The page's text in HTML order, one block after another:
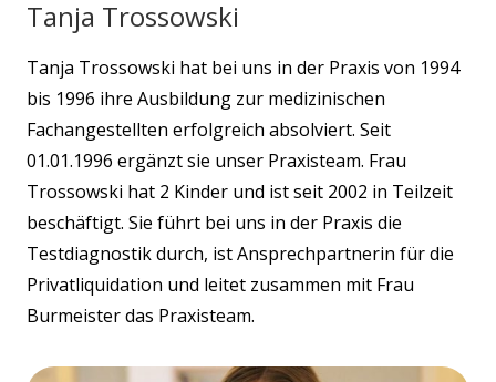
Tanja Trossowski
Tanja Trossowski hat bei uns in der Praxis von 1994
bis 1996 ihre Ausbildung zur medizinischen
Fachangestellten erfolgreich absolviert. Seit
01.01.1996 ergänzt sie unser Praxisteam. Frau
Trossowski hat 2 Kinder und ist seit 2002 in Teilzeit
beschäftigt. Sie führt bei uns in der Praxis die
Testdiagnostik durch, ist Ansprechpartnerin für die
Privatliquidation und leitet zusammen mit Frau
Burmeister das Praxisteam.